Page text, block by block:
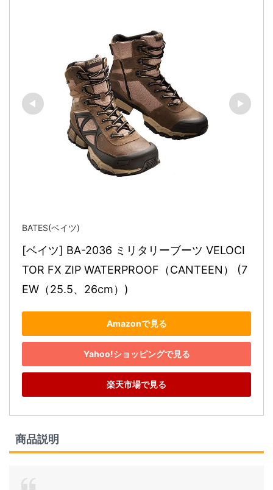
BATES(ベイツ)
[ベイツ] BA-2036 ミリタリーブーツ VELOCI
TOR FX ZIP WATERPROOF（CANTEEN） (7
EW（25.5、26cm）)
Amazonで見る
Yahoo!ショッピングで見る
楽天市場で見る
商品説明